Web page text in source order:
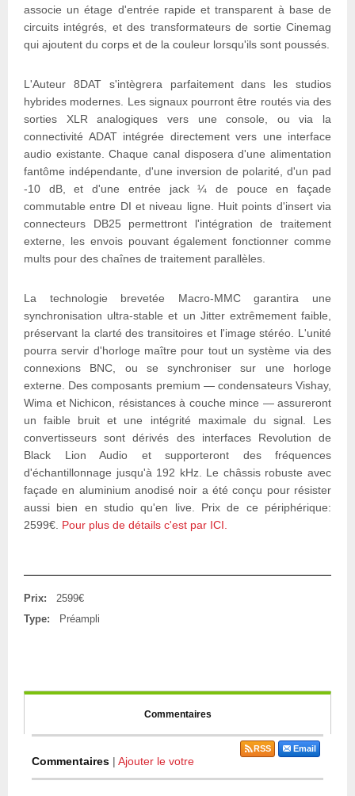
associe un étage d'entrée rapide et transparent à base de
circuits intégrés, et des transformateurs de sortie Cinemag
qui ajoutent du corps et de la couleur lorsqu'ils sont poussés.
L'Auteur 8DAT s'intègrera parfaitement dans les studios
hybrides modernes. Les signaux pourront être routés via des
sorties XLR analogiques vers une console, ou via la
connectivité ADAT intégrée directement vers une interface
audio existante. Chaque canal disposera d'une alimentation
fantôme indépendante, d'une inversion de polarité, d'un pad
-10 dB, et d'une entrée jack ¼ de pouce en façade
commutable entre DI et niveau ligne. Huit points d'insert via
connecteurs DB25 permettront l'intégration de traitement
externe, les envois pouvant également fonctionner comme
mults pour des chaînes de traitement parallèles.
La technologie brevetée Macro-MMC garantira une
synchronisation ultra-stable et un Jitter extrêmement faible,
préservant la clarté des transitoires et l'image stéréo. L'unité
pourra servir d'horloge maître pour tout un système via des
connexions BNC, ou se synchroniser sur une horloge
externe. Des composants premium — condensateurs Vishay,
Wima et Nichicon, résistances à couche mince — assureront
un faible bruit et une intégrité maximale du signal. Les
convertisseurs sont dérivés des interfaces Revolution de
Black Lion Audio et supporteront des fréquences
d'échantillonnage jusqu'à 192 kHz. Le châssis robuste avec
façade en aluminium anodisé noir a été conçu pour résister
aussi bien en studio qu'en live. Prix de ce périphérique:
2599€. Pour plus de détails c'est par ICI.
Prix:
2599€
Type:
Préampli
Commentaires
Commentaires | Ajouter le votre
Email
RSS